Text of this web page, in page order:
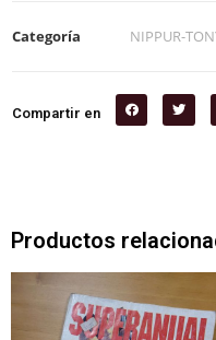
Categoría NIPPUR-
Compartir en
Productos